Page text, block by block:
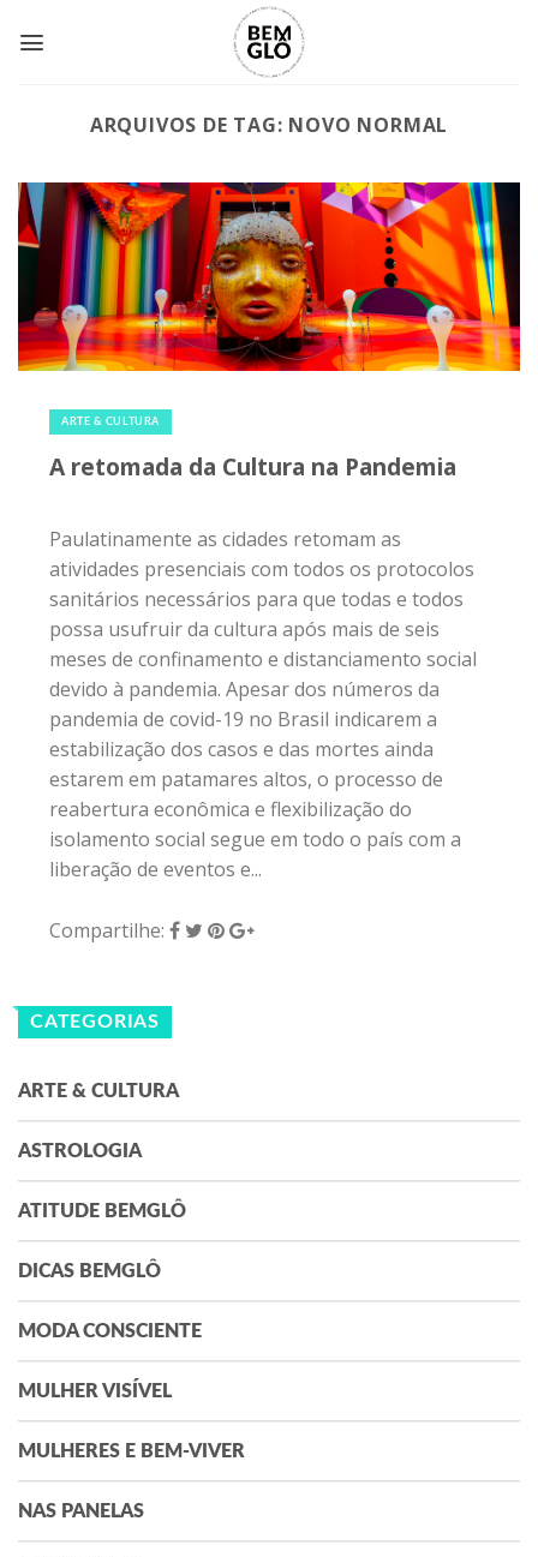
ARQUIVOS DE TAG: NOVO NORMAL
ARTE & CULTURA
A retomada da Cultura na Pandemia
Paulatinamente as cidades retomam as
atividades presenciais com todos os protocolos
sanitários necessários para que todas e todos
possa usufruir da cultura após mais de seis
meses de confinamento e distanciamento social
devido à pandemia. Apesar dos números da
pandemia de covid-19 no Brasil indicarem a
estabilização dos casos e das mortes ainda
estarem em patamares altos, o processo de
reabertura econômica e flexibilização do
isolamento social segue em todo o país com a
liberação de eventos e...
Compartilhe:
CATEGORIAS
ARTE & CULTURA
ASTROLOGIA
ATITUDE BEMGLÔ
DICAS BEMGLÔ
MODA CONSCIENTE
MULHER VISÍVEL
MULHERES E BEM-VIVER
NAS PANELAS